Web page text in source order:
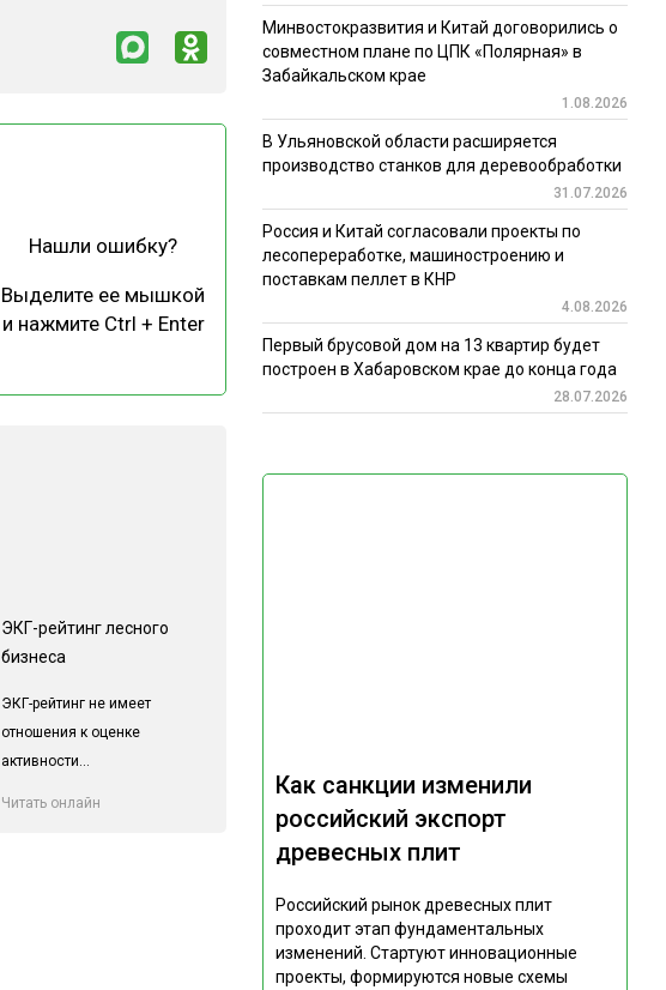
Нашли ошибку?
Выделите ее мышкой
и нажмите Ctrl + Enter
ЭКГ-рейтинг лесного
бизнеса
ЭКГ-рейтинг не имеет
отношения к оценке
активности...
Читать онлайн
Как санкции изменили
российский экспорт
древесных плит
Российский рынок древесных плит
проходит этап фундаментальных
изменений. Стартуют инновационные
проекты, формируются новые схемы
Минвостокразвития и Китай договорились о
совместном плане по ЦПК «Полярная» в
Забайкальском крае
1.08.2026
В Ульяновской области расширяется
производство станков для деревообработки
31.07.2026
Россия и Китай согласовали проекты по
лесопереработке, машиностроению и
поставкам пеллет в КНР
4.08.2026
Первый брусовой дом на 13 квартир будет
построен в Хабаровском крае до конца года
28.07.2026